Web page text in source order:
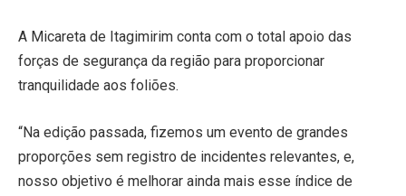
A Micareta de Itagimirim conta com o total apoio das
forças de segurança da região para proporcionar
tranquilidade aos foliões.
“Na edição passada, fizemos um evento de grandes
proporções sem registro de incidentes relevantes, e,
nosso objetivo é melhorar ainda mais esse índice de